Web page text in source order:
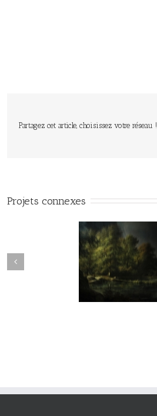
Partagez cet article, choisissez votre réseau !
Projets connexes
vie#025